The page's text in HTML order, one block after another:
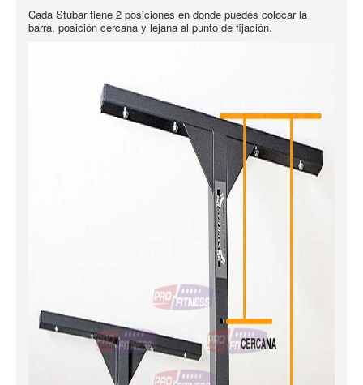
Cada Stubar tiene 2 posiciones en donde puedes colocar la
barra, posición cercana y lejana al punto de fijación.